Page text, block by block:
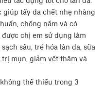
giúp tẩy da chết nhẹ nhàng
chống nấm và có
chị em sử dụng làm
sâu, trẻ hóa làn da, sữa
mụn, giảm vết thâm và
thể thiếu trong 3